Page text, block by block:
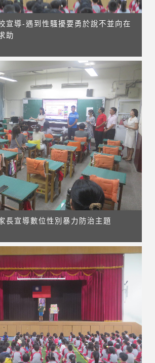
宣導-遇到性騷擾要勇於說不並向在
助
長宣導數位性別暴力防治主題